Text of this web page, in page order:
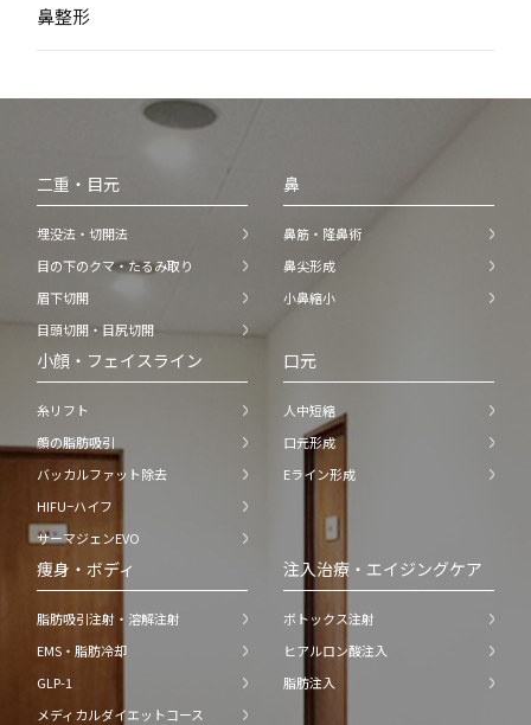
鼻整形
二重・目元
埋没法・切開法
目の下のクマ・たるみ取り
眉下切開
目頭切開・目尻切開
鼻
鼻筋・隆鼻術
鼻尖形成
小鼻縮小
小顔・フェイスライン
糸リフト
顔の脂肪吸引
バッカルファット除去
HIFU−ハイフ
サーマジェンEVO
口元
人中短縮
口元形成
Eライン形成
痩身・ボディ
脂肪吸引注射・溶解注射
EMS・脂肪冷却
GLP-1
メディカルダイエットコース
注入治療・エイジングケア
ボトックス注射
ヒアルロン酸注入
脂肪注入